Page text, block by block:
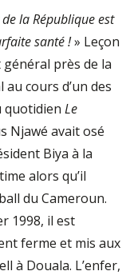
la République est
santé !» Leçon
général près de la
cours d’un des
quotidien Le
Njawé avait osé
Biya à la
alors qu’il
du Cameroun.
1998, il est
ferme et mis aux
à Douala. L’enfer,